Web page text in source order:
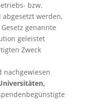
bzw.
werden,
genannte
geleistet
Zweck
nachgewiesen